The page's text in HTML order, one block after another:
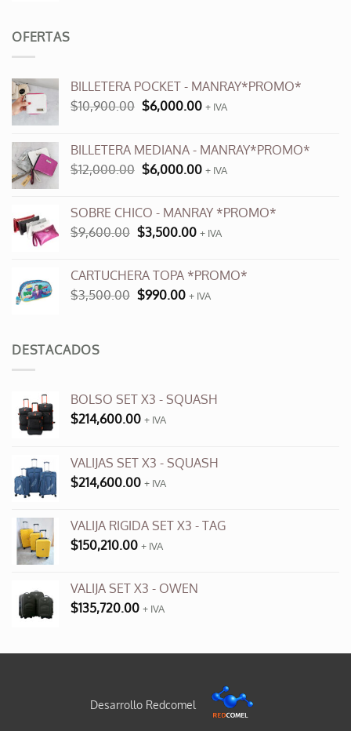
OFERTAS
BILLETERA POCKET - MANRAY*PROMO*
$10,900.00 El
era:
$10,900.00.
$6,000.00El
es:
$6,000.00.
+ IVA
BILLETERA MEDIANA - MANRAY*PROMO*
$12,000.00 El
era:
$12,000.00.
$6,000.00El
es:
$6,000.00.
+ IVA
SOBRE CHICO - MANRAY *PROMO*
$9,600.00 El
era:
$9,600.00.
$3,500.00El
es:
$3,500.00.
+ IVA
CARTUCHERA TOPA *PROMO*
$3,500.00 El
$990.00El+ IVA
DESTACADOS
BOLSO SET X3 - SQUASH
$214,600.00 + IVA
VALIJAS SET X3 - SQUASH
$214,600.00 + IVA
VALIJA RIGIDA SET X3 - TAG
$150,210.00 + IVA
VALIJA SET X3 - OWEN
$135,720.00 + IVA
Desarrollo Redcomel